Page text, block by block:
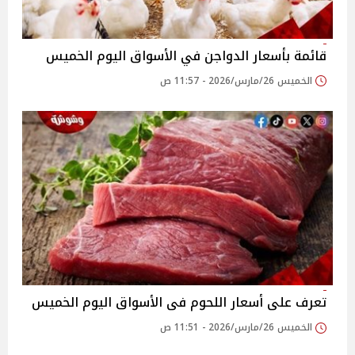
قائمة بأسعار الدواجن في الأسواق‎‎ اليوم الخميس
الخميس 26/مارس/2026 - 11:57 ص
تعرف على أسعار اللحوم فى الأسواق‎‎ اليوم الخميس
الخميس 26/مارس/2026 - 11:51 ص